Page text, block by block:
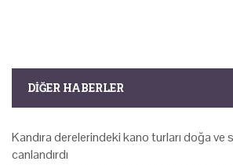
DIĞER HABERLER
Kandıra derelerindeki kano turları doğa
canlandırdı